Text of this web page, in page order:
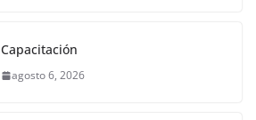
s
A
e
n
Capacitación
agosto 6, 2026